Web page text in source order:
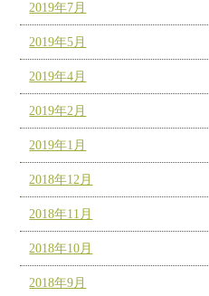
2019年7月
2019年5月
2019年4月
2019年2月
2019年1月
2018年12月
2018年11月
2018年10月
2018年9月